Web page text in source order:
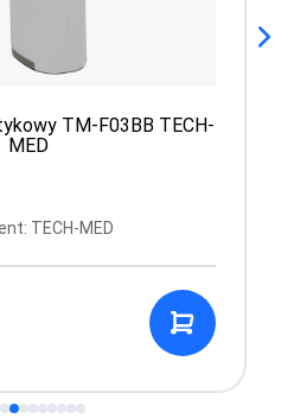
TM-F03BB TECH-
MED
TECH-MED